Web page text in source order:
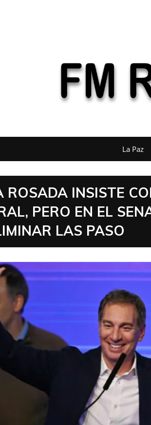
La Paz
ROSADA INSISTE
PERO EN EL
LAS PASO